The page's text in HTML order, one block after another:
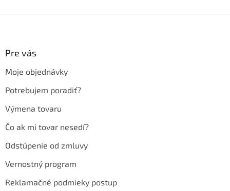
Pre vás
Moje objednávky
Potrebujem poradiť?
Výmena tovaru
Čo ak mi tovar nesedí?
Odstúpenie od zmluvy
Vernostný program
Reklamačné podmieky postup